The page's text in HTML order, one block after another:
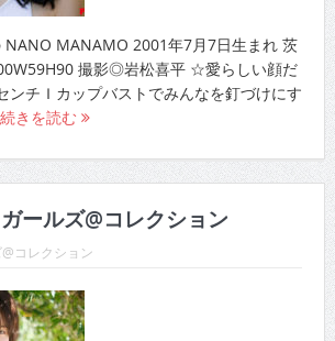
NANO MANAMO 2001年7月7日生まれ 茨
撮影◎岩松喜平 ☆愛らしい顔だ
ンチＩカップバストでみんなを釘づけにす
続きを読む
コレクション